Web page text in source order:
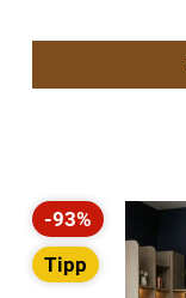
Rabatt
-93%
Tipp